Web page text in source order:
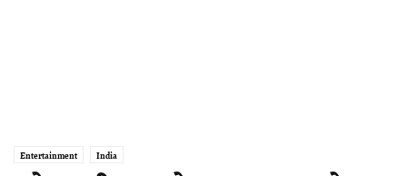
Entertainment India